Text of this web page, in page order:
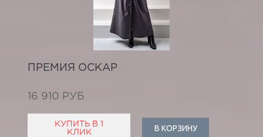
ПРЕМИЯ ОСКАР
16 910 РУБ
КУПИТЬ В 1
КЛИК
В КОРЗИНУ